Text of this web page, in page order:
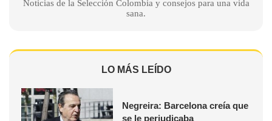
Noticias de la Selección Colombia y consejos para una vida
sana.
LO MÁS LEÍDO
Negreira: Barcelona creía que
se le perjudicaba